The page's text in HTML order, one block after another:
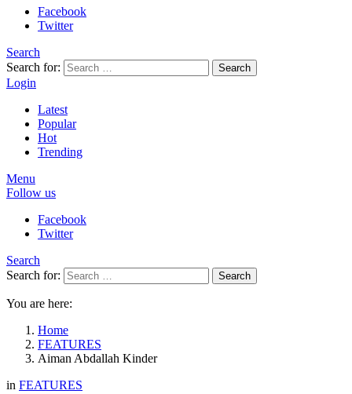
Facebook
Twitter
Search
Search for:
Search
Login
Latest
Popular
Hot
Trending
Menu
Follow us
Facebook
Twitter
Search
Search for:
Search
You are here:
Home
FEATURES
Aiman Abdallah Kinder
in FEATURES